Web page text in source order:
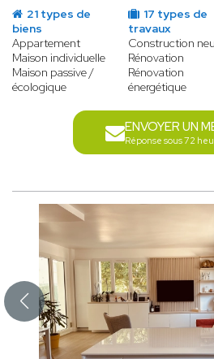
21 types de
biens
Appartement
Maison individuelle
Maison passive /
écologique
17 types de
travaux
Construction
Rénovation
Rénovation
énergétique
ENVOYER UN
Réponse sous 72